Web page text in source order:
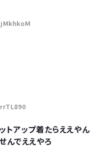
トアップ着たらええやん
んでええやろ